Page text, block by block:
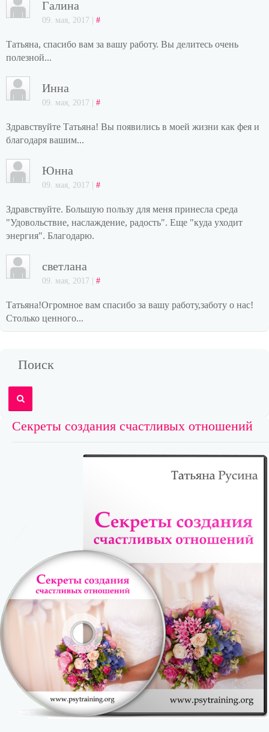
Галина
09. мая, 2017 | #
Татьяна, спасибо вам за вашу работу. Вы делитесь очень
полезной...
Инна
09. мая, 2017 | #
Здравствуйте Татьяна! Вы появились в моей жизни как фея и
благодаря вашим...
Юнна
09. мая, 2017 | #
Здравствуйте. Большую пользу для меня принесла среда
"Удовольствие, наслаждение, радость". Еще "куда уходит
энергия". Благодарю.
светлана
09. мая, 2017 | #
Татьяна!Огромное вам спасибо за вашу работу,заботу о нас!
Столько ценного...
Поиск
Секреты создания счастливых отношений